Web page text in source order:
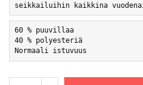
seikkailuihin kaikkina
60 % puuvillaa
40 % polyesteriä
Normaali istuvuus